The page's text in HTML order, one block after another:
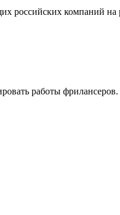
компаний на
работы фрилансеров.